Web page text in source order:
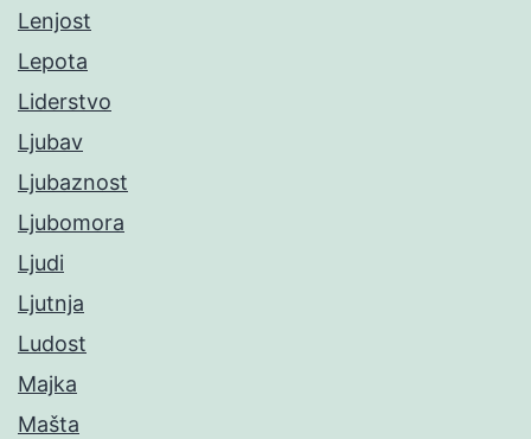
Lenjost
Lepota
Liderstvo
Ljubav
Ljubaznost
Ljubomora
Ljudi
Ljutnja
Ludost
Majka
Mašta